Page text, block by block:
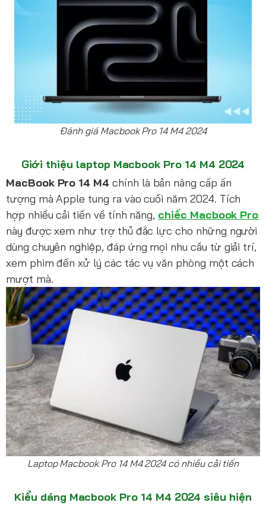
Đánh giá Macbook Pro 14 M4 2024
Giới thiệu laptop Macbook Pro 14 M4 2024
MacBook Pro 14 M4 chính là bản nâng cấp ấn
tượng mà Apple tung ra vào cuối năm 2024. Tích
hợp nhiều cải tiến về tính năng, chiếc Macbook Pro
này được xem như trợ thủ đắc lực cho những người
dùng chuyên nghiệp, đáp ứng mọi nhu cầu từ giải trí,
xem phim đến xử lý các tác vụ văn phòng một cách
mượt mà.
Laptop Macbook Pro 14 M4 2024 có nhiều cải tiến
Kiểu dáng Macbook Pro 14 M4 2024 siêu hiện